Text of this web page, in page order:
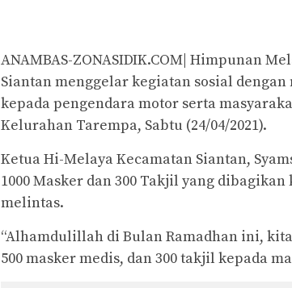
ANAMBAS-ZONASIDIK.COM| Himpunan
Siantan menggelar kegiatan sosial
kepada pengendara motor serta
Kelurahan Tarempa, Sabtu (24/04/2021).
Ketua Hi-Melaya Kecamatan Siantan,
1000 Masker dan 300 Takjil yang
melintas.
“Alhamdulillah di Bulan Ramadhan ini,
500 masker medis, dan 300 takjil kepada